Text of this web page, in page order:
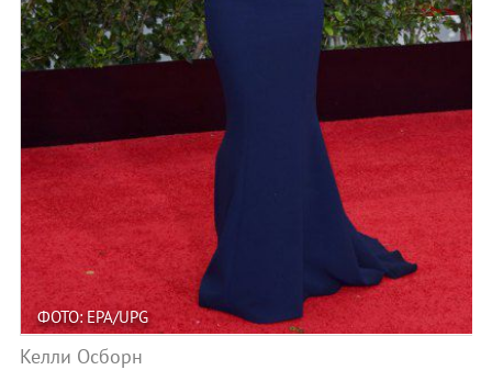
ФОТО: EPA/UPG
Келли Осборн